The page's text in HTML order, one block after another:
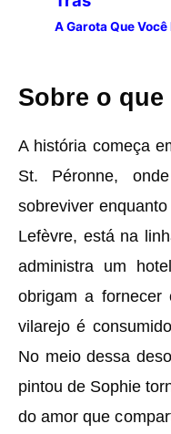
A Garota Que
Sobre o
A história começa
St. Péronne,
sobreviver
Lefèvre, está na
administra um
obrigam a fornecer
vilarejo é
No meio dessa
pintou de Sophie
do amor que